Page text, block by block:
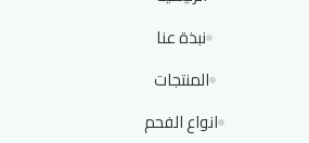
نبذة عنا
المنتجات
انواع الفحم